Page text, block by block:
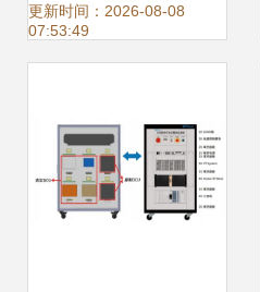
DevOps推进中的
更新时间：2026-08-08
07:53:49